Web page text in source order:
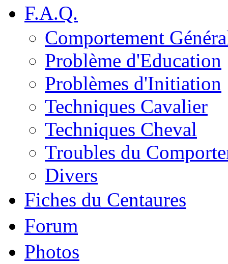
F.A.Q.
Comportement
Problème d'Education
Problèmes d'Initiation
Techniques Cavalier
Techniques Cheval
Troubles du
Divers
Fiches du Centaures
Forum
Photos